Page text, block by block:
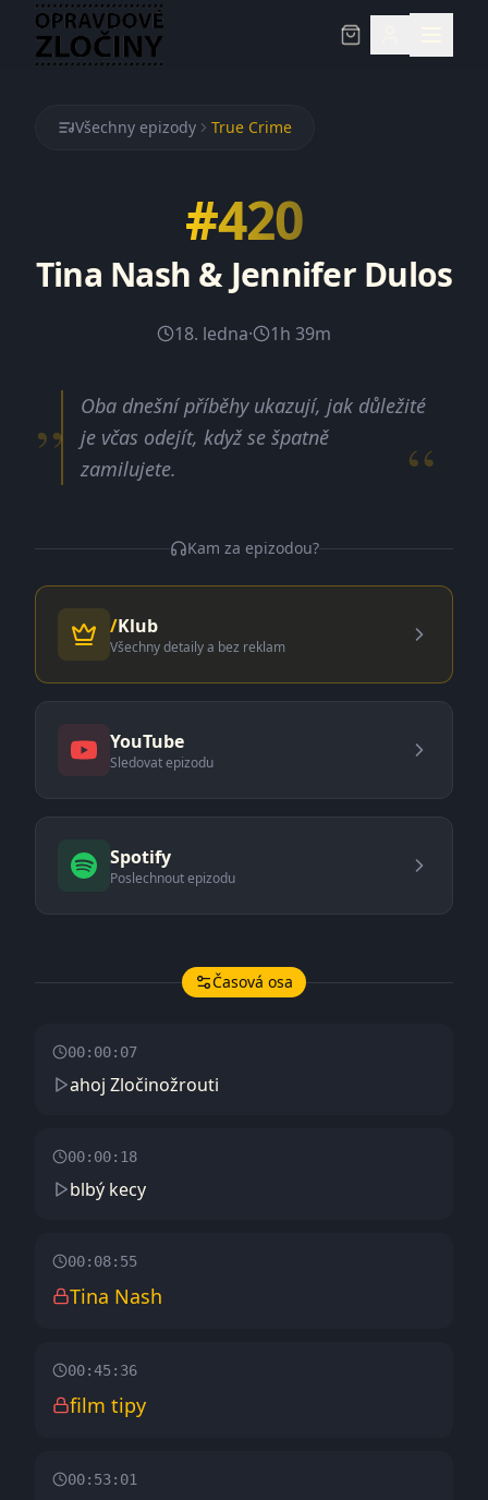
Všechny epizody True Crime
#420
Tina Nash & Jennifer Dulos
18. ledna· 1h 39m
„
Oba dnešní příběhy ukazují, jak důležité
je včas odejít, když se špatně
zamilujete.
“
Kam za epizodou?
/Klub
Všechny detaily a bez reklam
YouTube
Sledovat epizodu
Spotify
Poslechnout epizodu
Časová osa
00:00:07
ahoj Zločinožrouti
00:00:18
blbý kecy
00:08:55
Tina Nash
00:45:36
film tipy
00:53:01